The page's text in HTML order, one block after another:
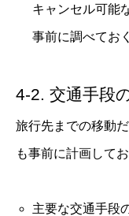
キャンセル可能
事前に調べてお
4-2. 交通手段
旅行先までの移動
も事前に計画して
主要な交通手段